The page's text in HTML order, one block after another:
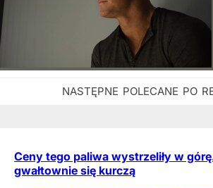
Ceny tego paliwa wystrzeliły w
gwałtownie się kurczą